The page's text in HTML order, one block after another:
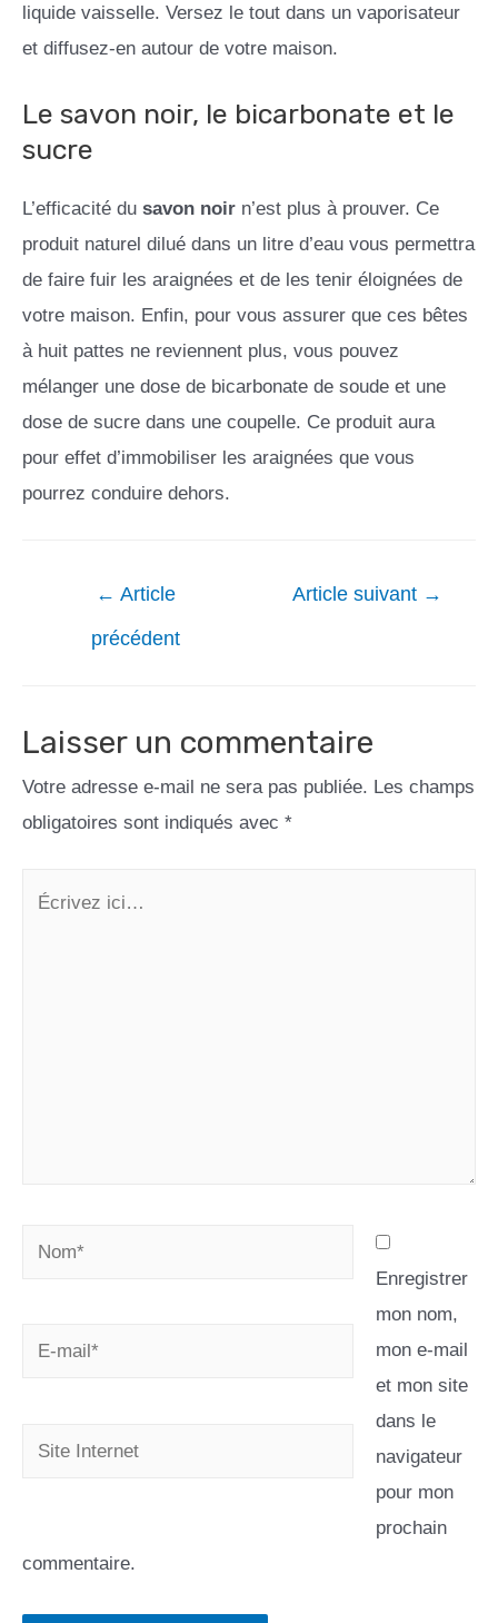
liquide vaisselle. Versez le tout dans un vaporisateur
et diffusez-en autour de votre maison.
Le savon noir, le bicarbonate et le
sucre
L’efficacité du savon noir n’est plus à prouver. Ce
produit naturel dilué dans un litre d’eau vous permettra
de faire fuir les araignées et de les tenir éloignées de
votre maison. Enfin, pour vous assurer que ces bêtes
à huit pattes ne reviennent plus, vous pouvez
mélanger une dose de bicarbonate de soude et une
dose de sucre dans une coupelle. Ce produit aura
pour effet d’immobiliser les araignées que vous
pourrez conduire dehors.
← Article
précédent
Article suivant →
Laisser un commentaire
Votre adresse e-mail ne sera pas publiée. Les champs
obligatoires sont indiqués avec *
Enregistrer
mon nom,
mon e-mail
et mon site
dans le
navigateur
pour mon
prochain
commentaire.